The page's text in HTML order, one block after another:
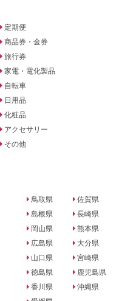
定期便
商品券・金券
旅行券
家電・電化製品
自転車
日用品
化粧品
アクセサリー
その他
鳥取県
島根県
岡山県
広島県
山口県
徳島県
香川県
佐賀県
長崎県
熊本県
大分県
宮崎県
鹿児島県
沖縄県